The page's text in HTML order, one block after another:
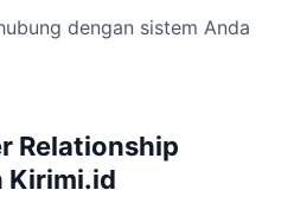
dengan sistem Anda
Relationship
Kirimi.id